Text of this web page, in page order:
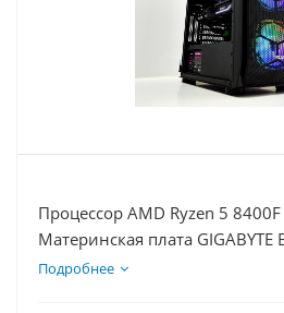
Процессор AMD Ryzen 5
Материнская плата GIGABYTE
Видеокарта GTX 1650 4Гб,
Подробнее